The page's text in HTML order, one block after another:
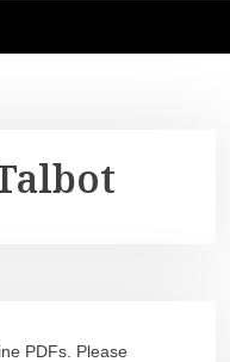
PDFs. Please